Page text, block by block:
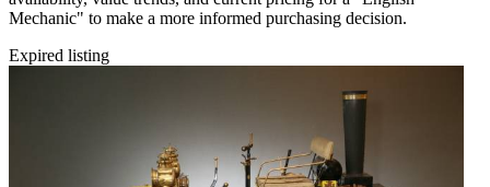
Mechanic" to make a more informed purchasing decision.
Expired listing